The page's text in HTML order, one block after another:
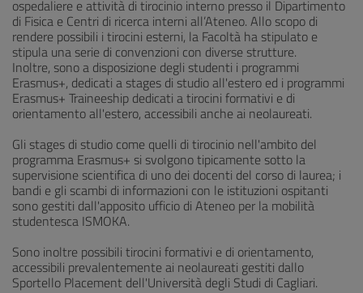
ospedaliere e attività di tirocinio interno presso il Dipartimento
di Fisica e Centri di ricerca interni all’Ateneo. Allo scopo di
rendere possibili i tirocini esterni, la Facoltà ha stipulato e
stipula una serie di convenzioni con diverse strutture.
Inoltre, sono a disposizione degli studenti i programmi
Erasmus+, dedicati a stages di studio all'estero ed i programmi
Erasmus+ Traineeship dedicati a tirocini formativi e di
orientamento all'estero, accessibili anche ai neolaureati.
Gli stages di studio come quelli di tirocinio nell'ambito del
programma Erasmus+ si svolgono tipicamente sotto la
supervisione scientifica di uno dei docenti del corso di laurea; i
bandi e gli scambi di informazioni con le istituzioni ospitanti
sono gestiti dall'apposito ufficio di Ateneo per la mobilità
studentesca ISMOKA.
Sono inoltre possibili tirocini formativi e di orientamento,
accessibili prevalentemente ai neolaureati gestiti dallo
Sportello Placement dell'Università degli Studi di Cagliari.